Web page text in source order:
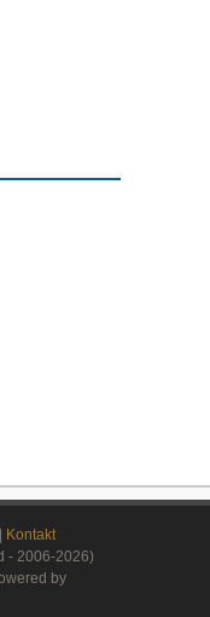
| Kontakt
- 2006-2026)
by